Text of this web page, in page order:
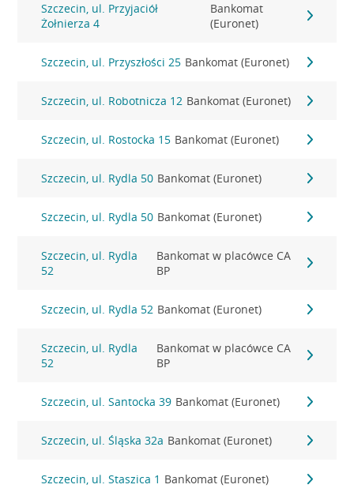
Szczecin, ul. Przyjaciół
Żołnierza 4
Bankomat
(Euronet)
Szczecin, ul. Przyszłości 25 Bankomat (Euronet)
Szczecin, ul. Robotnicza 12 Bankomat (Euronet)
Szczecin, ul. Rostocka 15 Bankomat (Euronet)
Szczecin, ul. Rydla 50 Bankomat (Euronet)
Szczecin, ul. Rydla 50 Bankomat (Euronet)
Szczecin, ul. Rydla
52
Bankomat w placówce CA
BP
Szczecin, ul. Rydla 52 Bankomat (Euronet)
Szczecin, ul. Rydla
52
Bankomat w placówce CA
BP
Szczecin, ul. Santocka 39 Bankomat (Euronet)
Szczecin, ul. Śląska 32a Bankomat (Euronet)
Szczecin, ul. Staszica 1 Bankomat (Euronet)